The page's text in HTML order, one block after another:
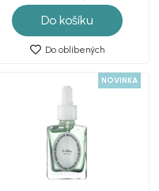
Do košíku
Do oblíbených
NOVINKA